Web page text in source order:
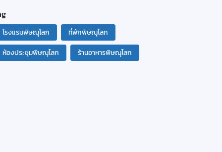
โรงแรมพิษณุโลก
ที่พักพิษณุโลก
ห้องประชุมพิษณุโลก
ร้านอาหารพิษณุโลก